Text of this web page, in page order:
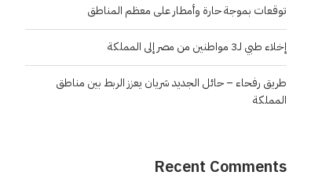
توقعات بموجة حارة وأمطار على معظم المناطق
إخلاء طبي لـ3 مواطنين من مصر إلى المملكة
طريق رفحاء – حائل الجديد شريان يعزز الربط بين مناطق
المملكة
Recent Comments